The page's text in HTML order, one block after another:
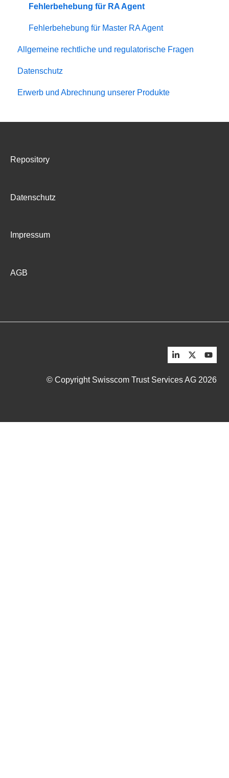
Fehlerbehebung für RA Agent
Fehlerbehebung für Master RA Agent
Allgemeine rechtliche und regulatorische Fragen
Datenschutz
Erwerb und Abrechnung unserer Produkte
Repository
Datenschutz
Impressum
AGB
© Copyright Swisscom Trust Services AG 2026